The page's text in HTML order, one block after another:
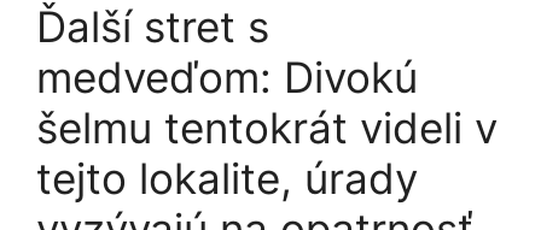
Ďalší stret s
medveďom: Divokú
šelmu tentokrát videli v
tejto lokalite, úrady